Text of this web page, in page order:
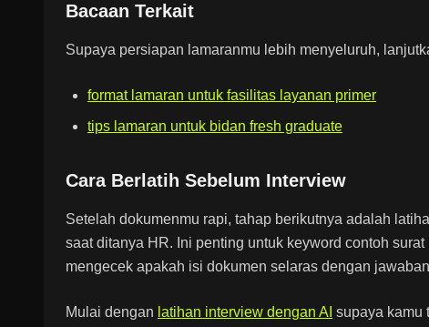
Bacaan Terkait
Supaya persiapan lamaranmu lebih menyeluruh,
format lamaran untuk fasilitas layanan primer
tips lamaran untuk bidan fresh graduate
Cara Berlatih Sebelum Interview
Setelah dokumenmu rapi, tahap berikutnya adalah
saat ditanya HR. Ini penting untuk keyword contoh
mengecek apakah isi dokumen selaras dengan
Mulai dengan latihan interview dengan AI supaya kamu